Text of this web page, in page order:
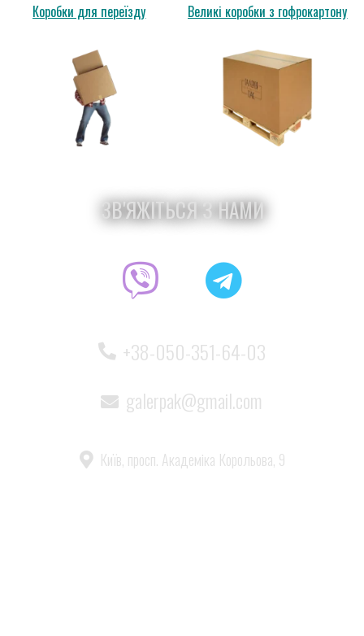
Коробки для переїзду Великі коробки з гофрокартону
ЗВ'ЯЖІТЬСЯ З НАМИ
+38-050-351-64-03
galerpak@gmail.com
Київ, просп. Академіка Корольова, 9